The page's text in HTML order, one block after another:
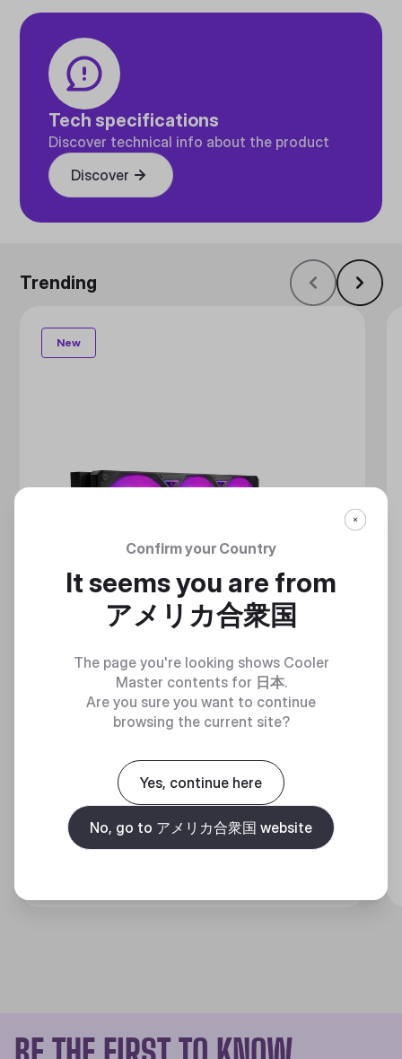
Tech specifications
Discover technical info about the product
Discover
Trending
New
360 DEGREES OF COOL​
Confirm your Country
It seems you are from
アメリカ合衆国
The page you're looking shows Cooler
Master contents for 日本.
Are you sure you want to continue
browsing the current site?
Yes, continue here
No, go to アメリカ合衆国 website